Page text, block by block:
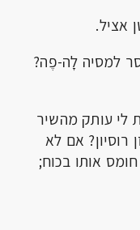
אציל.
למסיה לָה-פֶה?
לי עותק מהשיר
אם לא
אותו בכוח;